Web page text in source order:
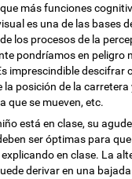
más funciones
es una de las bases
los procesos de la
pondríamos en peligro
imprescindible descifrar
la posición de la carretera
que se mueven, etc.
está en clase, su
ser óptimas para
explicando en clase. La
derivar en una